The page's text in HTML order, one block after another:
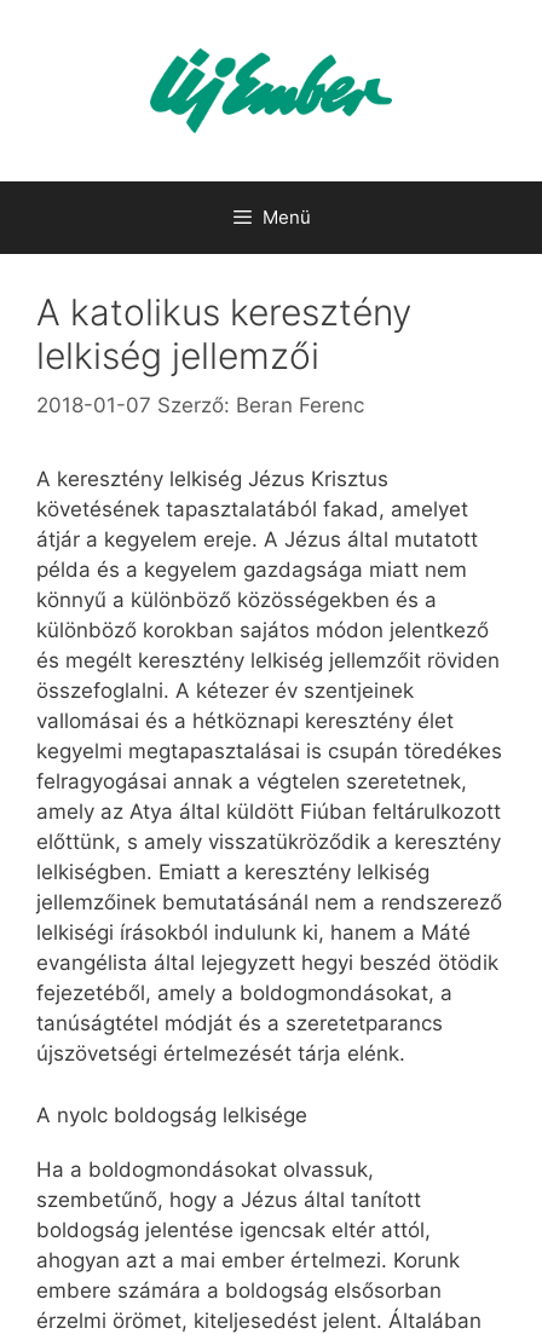
Menü
A katolikus keresztény
lelkiség jellemzői
2018-01-07 Szerző: Beran Ferenc
A keresztény lelkiség Jézus Krisztus
követésének tapasztalatából fakad, amelyet
átjár a kegyelem ereje. A Jézus által mutatott
példa és a kegyelem gazdagsága miatt nem
könnyű a különböző közösségekben és a
különböző korokban sajátos módon jelentkező
és megélt keresztény lelkiség jellemzőit röviden
összefoglalni. A kétezer év szentjeinek
vallomásai és a hétköznapi keresztény élet
kegyelmi megtapasztalásai is csupán töredékes
felragyogásai annak a végtelen szeretetnek,
amely az Atya által küldött Fiúban feltárulkozott
előttünk, s amely visszatükröződik a keresztény
lelkiségben. Emiatt a keresztény lelkiség
jellemzőinek bemutatásánál nem a rendszerező
lelkiségi írásokból indulunk ki, hanem a Máté
evangélista által lejegyzett hegyi beszéd ötödik
fejezetéből, amely a boldog­mondásokat, a
tanúságtétel módját és a szeretetparancs
újszövetségi értelmezését tárja elénk.
A nyolc boldogság lelkisége
Ha a boldogmondásokat olvassuk,
szembetűnő, hogy a Jézus által tanított
boldogság jelentése igencsak eltér attól,
ahogyan azt a mai ember értelmezi. Korunk
embere számára a boldogság elsősorban
érzelmi örömet, kiteljesedést jelent. Általában